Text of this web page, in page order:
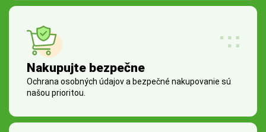
Nakupujte bezpečne
Ochrana osobných údajov a bezpečné nakupovanie sú
našou prioritou.